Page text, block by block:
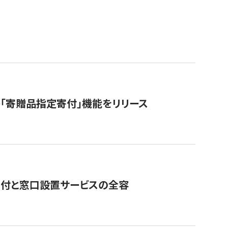
贈品指定寄付」機能をリリース
と窓口設置サービスの全容